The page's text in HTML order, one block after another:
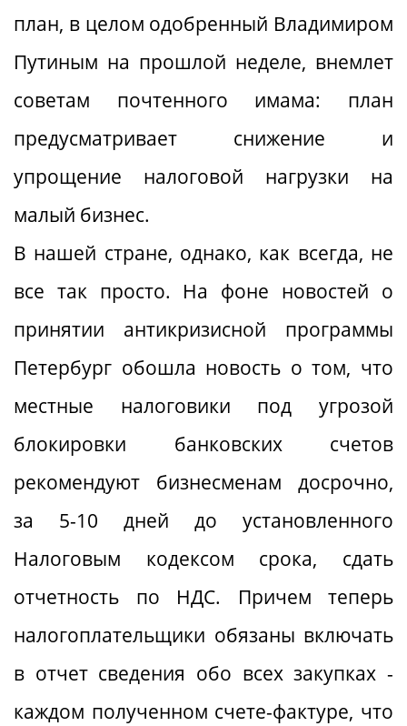
план, в целом одобренный Владимиром
Путиным на прошлой неделе, внемлет
советам почтенного имама: план
предусматривает снижение и
упрощение налоговой нагрузки на
малый бизнес.
В нашей стране, однако, как всегда, не
все так просто. На фоне новостей о
принятии антикризисной программы
Петербург обошла новость о том, что
местные налоговики под угрозой
блокировки банковских счетов
рекомендуют бизнесменам досрочно,
за 5-10 дней до установленного
Налоговым кодексом срока, сдать
отчетность по НДС. Причем теперь
налогоплательщики обязаны включать
в отчет сведения обо всех закупках -
каждом полученном счете-фактуре, что